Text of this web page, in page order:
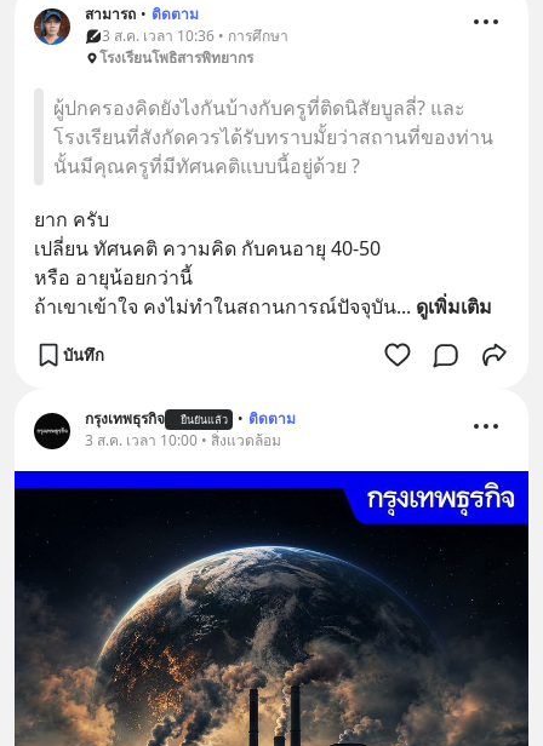
สามารถ • ติดตาม
3 ส.ค. เวลา 10:36 • การศึกษา
โรงเรียนโพธิสารพิทยากร
ผู้ปกครองคิดยังไงกันบ้างกับครูที่ติดนิสัยบูลลี่? และ
โรงเรียนที่สังกัดควรได้รับทราบมั้ยว่าสถานที่ของท่าน
นั้นมีคุณครูที่มีทัศนคติแบบนี้อยู่ด้วย ?
ยาก ครับ
เปลี่ยน ทัศนคติ ความคิด กับคนอายุ 40-50
หรือ อายุน้อยกว่านี้
ถ้าเขาเข้าใจ คงไม่ทำในสถานการณ์ปัจจุบัน... ดูเพิ่มเติม
บันทึก
กรุงเทพธุรกิจ ยืนยันแล้ว • ติดตาม
3 ส.ค. เวลา 10:00 • สิ่งแวดล้อม